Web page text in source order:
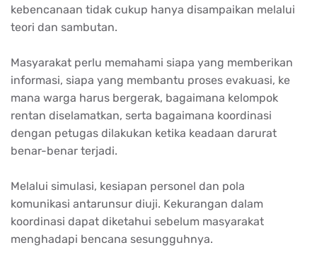
kebencanaan tidak cukup hanya disampaikan melalui
teori dan sambutan.
Masyarakat perlu memahami siapa yang memberikan
informasi, siapa yang membantu proses evakuasi, ke
mana warga harus bergerak, bagaimana kelompok
rentan diselamatkan, serta bagaimana koordinasi
dengan petugas dilakukan ketika keadaan darurat
benar-benar terjadi.
Melalui simulasi, kesiapan personel dan pola
komunikasi antarunsur diuji. Kekurangan dalam
koordinasi dapat diketahui sebelum masyarakat
menghadapi bencana sesungguhnya.